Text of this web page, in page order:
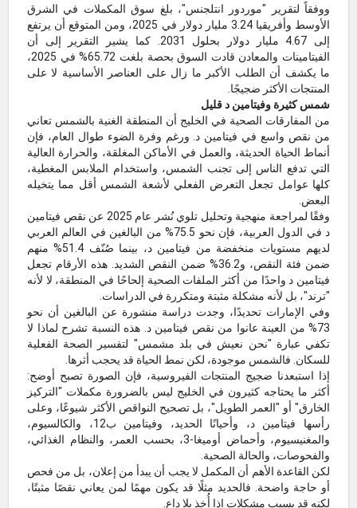
ووفقاً لتقرير "موردور انتلجنس"، بلغ سوق المكملات في الشرق
الأوسط وأفريقيا 3.24 مليار دولار في 2025، ومن المتوقع أن يرتفع
إلى 4.67 مليار دولار بحلول 2031. كما يشير التقرير إلى أن
الفيتامينات والمعادن قادت السوق بحصة بلغت 65.72% في 2025،
ما يكشف أن الطلب الأكبر ما زال على العناصر الأساسية لا على
المنتجات الأكثر ضجيجًا.
شمس كثيرة وفيتامين د قليل
من المفارقات الصحية في الخليج أن المنطقة الغنية بالشمس تعاني
من نقص واسع في فيتامين د. ورغم وفرة الضوء طوال العام، فإن
أنماط الحياة الحديثة، والعمل في الأماكن المغلقة، والحرارة العالية
التي تدفع الناس إلى تجنب الشمس، واستخدام الملابس المغطية،
كلها عوامل تجعل التعرض الفعلي لأشعة الشمس أقل مما يتخيله
البعض.
وفقًا لمراجعة منهجية وتحليل تلوي نُشر عام 2025 عن نقص فيتامين
د في الدول العربية، فإن نحو 75.5% من البالغين في العالم العربي
لديهم مستويات منخفضة من فيتامين د، بينما صُنّف 51.4% منهم
ضمن فئة النقص، و36.2% ضمن النقص الشديد. هذه الأرقام تجعل
فيتامين د واحدًا من أكثر الملفات الصحية إلحاحًا في المنطقة، لا لأنه
"ترند"، بل لأنه مشكلة مثبتة ومتكررة في الدراسات.
وفي الإمارات تحديدًا، وجدت دراسة منشورة عن البالغين أن نحو
73% من العينة عانوا من نقص فيتامين د. هذه النسبة تشرح لماذا لا
تكفي عبارة "نحن نعيش في بلد مشمس" لتفسير الصحة الفعلية
للسكان. فالشمس موجودة، لكن نمط الحياة قد يحجب أثرها.
إذا استبعدنا ضجيج المنتجات الفيروسية، فإن الصورة تصبح أوضح:
أكثر ما يحتاجه كثيرون في الخليج ليس بالضرورة مكملات "التركيز
الخارق" أو "العمر الطويل"، بل تصحيح النواقص الأكثر شيوعًا، وعلى
رأسها فيتامين د، وأحيانًا الحديد، وفيتامين ب12، والكالسيوم،
والمغنيسيوم، وأحماض أوميغا-3، بحسب العمر، والنظام الغذائي،
والفحوصات، والحالة الصحية.
لكن القاعدة الأهم أن المكمل لا يجب أن يبدأ من إعلان، بل من فحص
أو حاجة واضحة. فالحديد مثلًا قد يكون مهمًا لمن يعاني نقصًا مثبتًا،
لكنه قد يسبب مشكلات إذا أُخذ بلا داعٍ.